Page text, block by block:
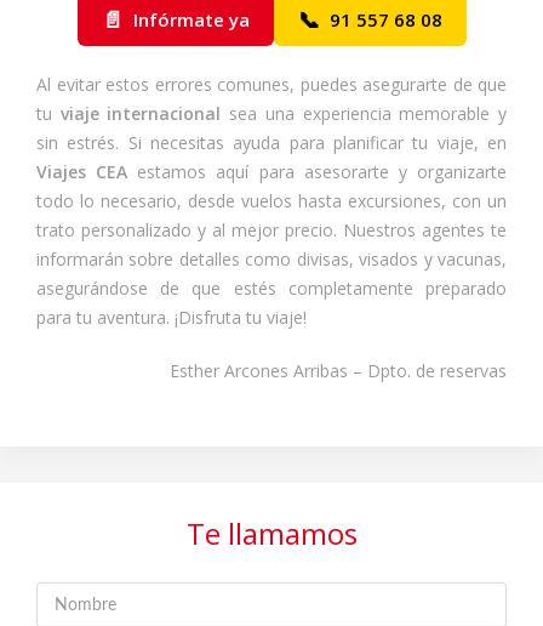
📄 Infórmate ya 📞 91 557 68 08
Al evitar estos errores comunes, puedes asegurarte de que
tu viaje internacional sea una experiencia memorable y
sin estrés. Si necesitas ayuda para planificar tu viaje, en
Viajes CEA estamos aquí para asesorarte y organizarte
todo lo necesario, desde vuelos hasta excursiones, con un
trato personalizado y al mejor precio. Nuestros agentes te
informarán sobre detalles como divisas, visados y vacunas,
asegurándose de que estés completamente preparado
para tu aventura. ¡Disfruta tu viaje!
Esther Arcones Arribas – Dpto. de reservas
Te llamamos